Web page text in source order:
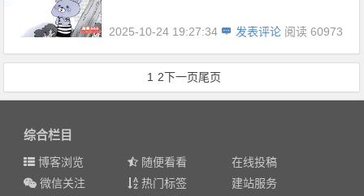
2025-10-24 19:27:34 发表评论 阅读 60973
1 2下一页尾页
综合栏目
博客浏览 随便看看
在线投稿
微信关注
热门标签
建站服务